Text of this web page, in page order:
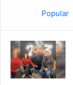
Popular